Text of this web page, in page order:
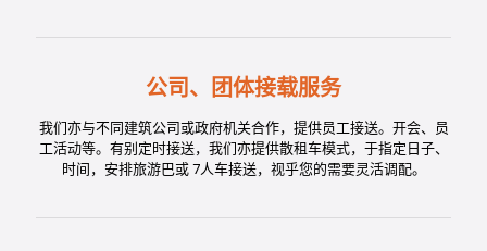
公司、团体接载服务
我们亦与不同建筑公司或政府机关合作，提供员工接送。开会、员
工活动等。有别定时接送，我们亦提供散租车模式，于指定日子、
时间，安排旅游巴或 7人车接送，视乎您的需要灵活调配。